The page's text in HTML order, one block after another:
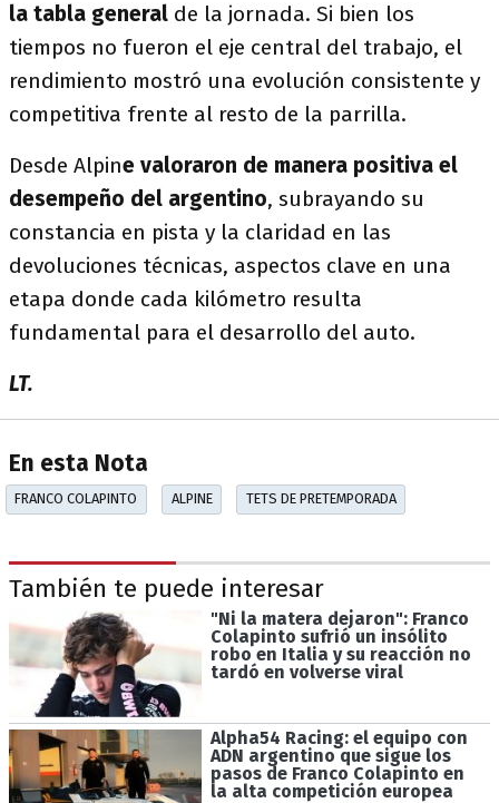
la tabla general de la jornada. Si bien los
tiempos no fueron el eje central del trabajo, el
rendimiento mostró una evolución consistente y
competitiva frente al resto de la parrilla.
Desde Alpine valoraron de manera positiva el
desempeño del argentino, subrayando su
constancia en pista y la claridad en las
devoluciones técnicas, aspectos clave en una
etapa donde cada kilómetro resulta
fundamental para el desarrollo del auto.
LT.
En esta Nota
FRANCO COLAPINTO ALPINE TETS DE PRETEMPORADA
También te puede interesar
"Ni la matera dejaron": Franco
Colapinto sufrió un insólito
robo en Italia y su reacción no
tardó en volverse viral
Alpha54 Racing: el equipo con
ADN argentino que sigue los
pasos de Franco Colapinto en
la alta competición europea